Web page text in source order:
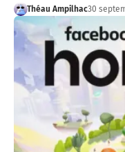
Théau Ampilhac30